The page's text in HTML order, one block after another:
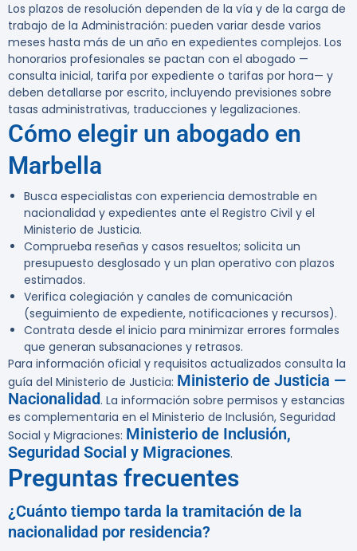
Los plazos de resolución dependen de la vía y de la carga de
trabajo de la Administración: pueden variar desde varios
meses hasta más de un año en expedientes complejos. Los
honorarios profesionales se pactan con el abogado —
consulta inicial, tarifa por expediente o tarifas por hora— y
deben detallarse por escrito, incluyendo previsiones sobre
tasas administrativas, traducciones y legalizaciones.
Cómo elegir un abogado en
Marbella
Busca especialistas con experiencia demostrable en
nacionalidad y expedientes ante el Registro Civil y el
Ministerio de Justicia.
Comprueba reseñas y casos resueltos; solicita un
presupuesto desglosado y un plan operativo con plazos
estimados.
Verifica colegiación y canales de comunicación
(seguimiento de expediente, notificaciones y recursos).
Contrata desde el inicio para minimizar errores formales
que generan subsanaciones y retrasos.
Para información oficial y requisitos actualizados consulta la
guía del Ministerio de Justicia: Ministerio de Justicia —
Nacionalidad. La información sobre permisos y estancias
es complementaria en el Ministerio de Inclusión, Seguridad
Social y Migraciones: Ministerio de Inclusión,
Seguridad Social y Migraciones.
Preguntas frecuentes
¿Cuánto tiempo tarda la tramitación de la
nacionalidad por residencia?